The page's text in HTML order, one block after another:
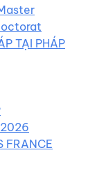
TẠI PHÁP
2026
FRANCE